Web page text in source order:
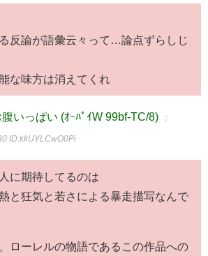
反論が語彙云々って…論点ずらしじ
な味方は消えてくれ
いっぱい (ｵｰﾊﾟｲW 99bf-TC/8) ：
ID:kkUYLCwO0Pi
に期待してるのは
と狂気と若さによる暴走描写なんで
ローレルの物語であるこの作品への